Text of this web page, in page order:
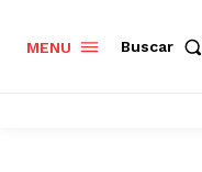
MENU Buscar